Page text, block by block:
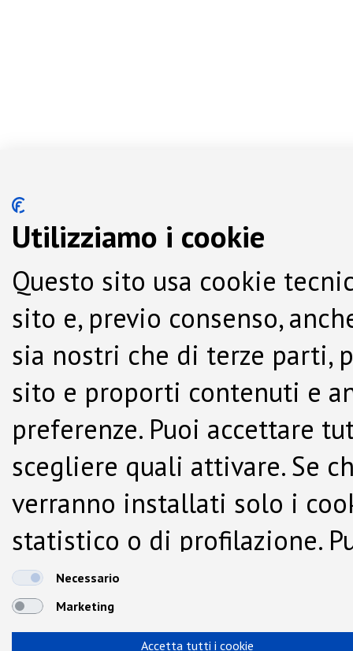
Utilizziamo i cookie
Questo sito usa cookie
sito e, previo consenso,
sia nostri che di terze parti,
sito e proporti contenuti e
preferenze. Puoi accettare
scegliere quali attivare. Se
verranno installati solo i
statistico o di profilazione.
dalla Cookie Policy.
Necessario
Marketing
Accetta tutti i cookie